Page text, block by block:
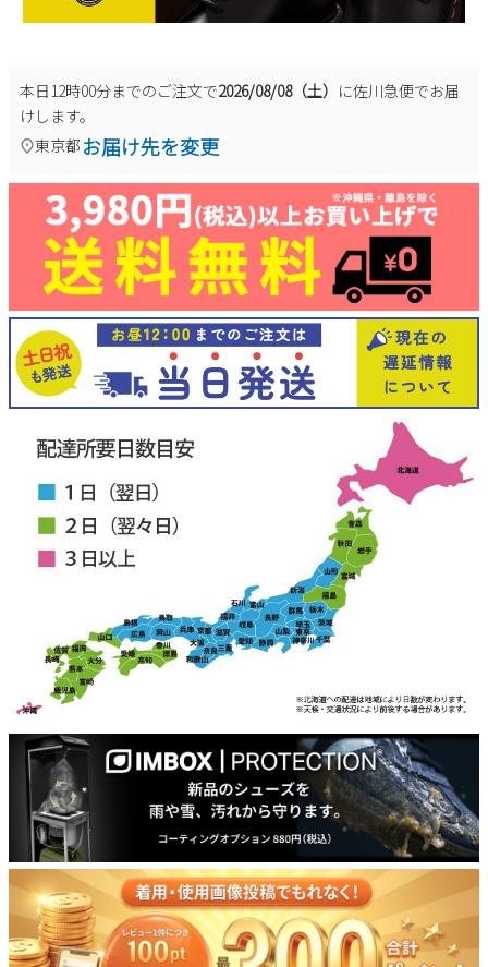
本日 12時00分までのご注文で2026/08/08（土） に佐川急便でお届
けします。
東京都 お届け先を変更